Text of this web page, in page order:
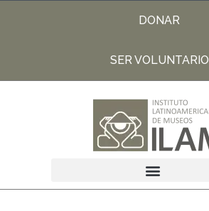
DONAR
SER VOLUNTARIO